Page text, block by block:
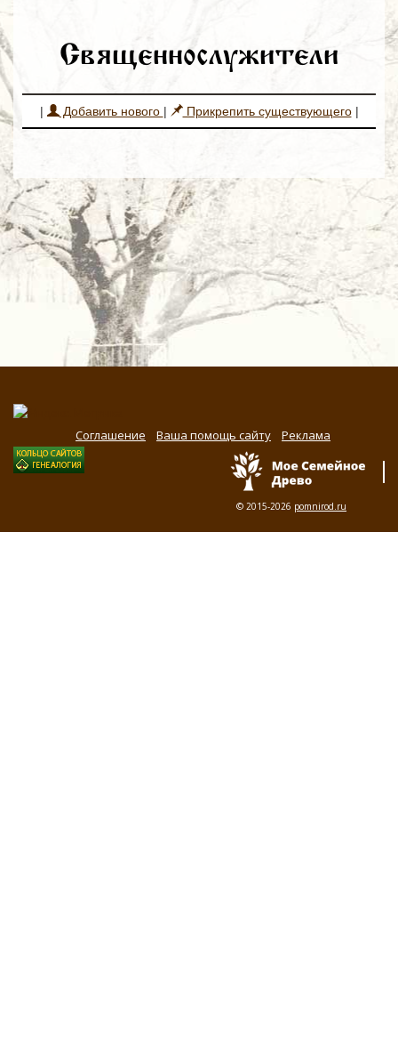
Священнослужители
| Добавить нового | Прикрепить существующего|
Соглашение Ваша помощь сайту Реклама
© 2015-2026 pomnirod.ru